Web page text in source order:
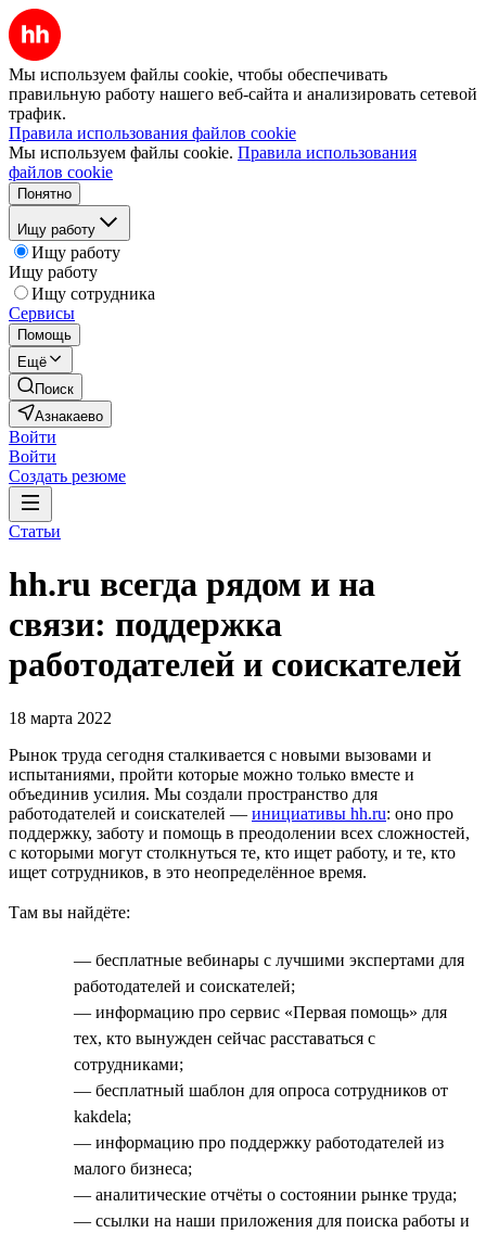
Мы используем файлы cookie, чтобы обеспечивать
правильную работу нашего веб-сайта и анализировать сетевой
трафик.
Правила использования файлов cookie
Мы используем файлы cookie. Правила использования
файлов cookie
Понятно
Ищу работу
Ищу работу
Ищу работу
Ищу сотрудника
Сервисы
Помощь
Ещё
Поиск
Азнакаево
Войти
Войти
Создать резюме
Статьи
hh.ru всегда рядом и на
связи: поддержка
работодателей и соискателей
18 марта 2022
Рынок труда сегодня сталкивается с новыми вызовами и
испытаниями, пройти которые можно только вместе и
объединив усилия. Мы создали пространство для
работодателей и соискателей — инициативы hh.ru: оно про
поддержку, заботу и помощь в преодолении всех сложностей,
с которыми могут столкнуться те, кто ищет работу, и те, кто
ищет сотрудников, в это неопределённое время.
Там вы найдёте:
— бесплатные вебинары с лучшими экспертами для
работодателей и соискателей;
— информацию про сервис «Первая помощь» для
тех, кто вынужден сейчас расставаться с
сотрудниками;
— бесплатный шаблон для опроса сотрудников от
kakdela;
— информацию про поддержку работодателей из
малого бизнеса;
— аналитические отчёты о состоянии рынке труда;
— ссылки на наши приложения для поиска работы и